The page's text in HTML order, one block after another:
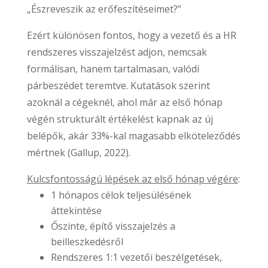
„Észreveszik az erőfeszítéseimet?”
Ezért különösen fontos, hogy a vezető és a HR
rendszeres visszajelzést adjon, nemcsak
formálisan, hanem tartalmasan, valódi
párbeszédet teremtve. Kutatások szerint
azoknál a cégeknél, ahol már az első hónap
végén strukturált értékelést kapnak az új
belépők, akár 33%-kal magasabb elköteleződés
mértnek (Gallup, 2022).
Kulcsfontosságú lépések az első hónap végére:
1 hónapos célok teljesülésének
áttekintése
Őszinte, építő visszajelzés a
beilleszkedésről
Rendszeres 1:1 vezetői beszélgetések,